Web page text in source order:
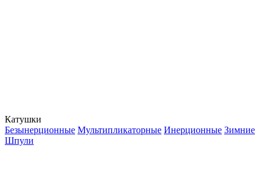
Катушки
Безынерционные Мультипликаторные Инерционные Зимние
Шпули